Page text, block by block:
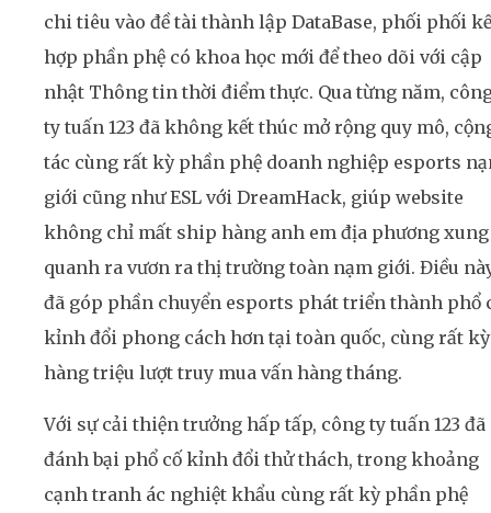
chi tiêu vào đề tài thành lập DataBase, phối phối
hợp phần phệ có khoa học mới để theo dõi với cập
nhật Thông tin thời điểm thực. Qua từng năm,
ty tuấn 123 đã không kết thúc mở rộng quy mô,
tác cùng rất kỳ phần phệ doanh nghiệp esports
giới cũng như ESL với DreamHack, giúp website
không chỉ mất ship hàng anh em địa phương xung
quanh ra vươn ra thị trường toàn nạm giới. Điều
đã góp phần chuyển esports phát triển thành phổ
kỉnh đổi phong cách hơn tại toàn quốc, cùng rất kỳ
hàng triệu lượt truy mua vấn hàng tháng.
Với sự cải thiện trưởng hấp tấp, công ty tuấn 123 đã
đánh bại phổ cố kỉnh đổi thử thách, trong khoảng
cạnh tranh ác nghiệt khẩu cùng rất kỳ phần phệ